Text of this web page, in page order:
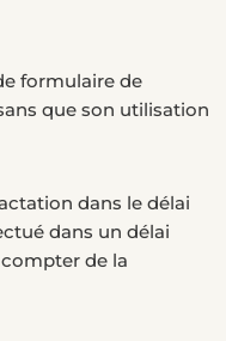
formulaire de
que son utilisation
dans le délai
dans un délai
de la